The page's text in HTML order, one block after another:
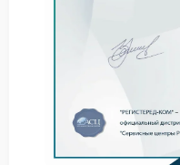
Hurakan
использованием
решают вопросы с